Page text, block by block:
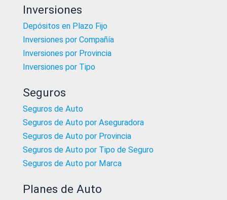
Inversiones
Depósitos en Plazo Fijo
Inversiones por Compañía
Inversiones por Provincia
Inversiones por Tipo
Seguros
Seguros de Auto
Seguros de Auto por Aseguradora
Seguros de Auto por Provincia
Seguros de Auto por Tipo de Seguro
Seguros de Auto por Marca
Planes de Auto